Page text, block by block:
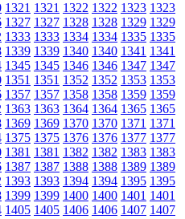
1321 1321 1322 1322 1323 1323
1327 1327 1328 1328 1329 1329
1333 1333 1334 1334 1335 1335
1339 1339 1340 1340 1341 1341
1345 1345 1346 1346 1347 1347
1351 1351 1352 1352 1353 1353
1357 1357 1358 1358 1359 1359
1363 1363 1364 1364 1365 1365
1369 1369 1370 1370 1371 1371
1375 1375 1376 1376 1377 1377
1381 1381 1382 1382 1383 1383
1387 1387 1388 1388 1389 1389
1393 1393 1394 1394 1395 1395
1399 1399 1400 1400 1401 1401
1405 1405 1406 1406 1407 1407